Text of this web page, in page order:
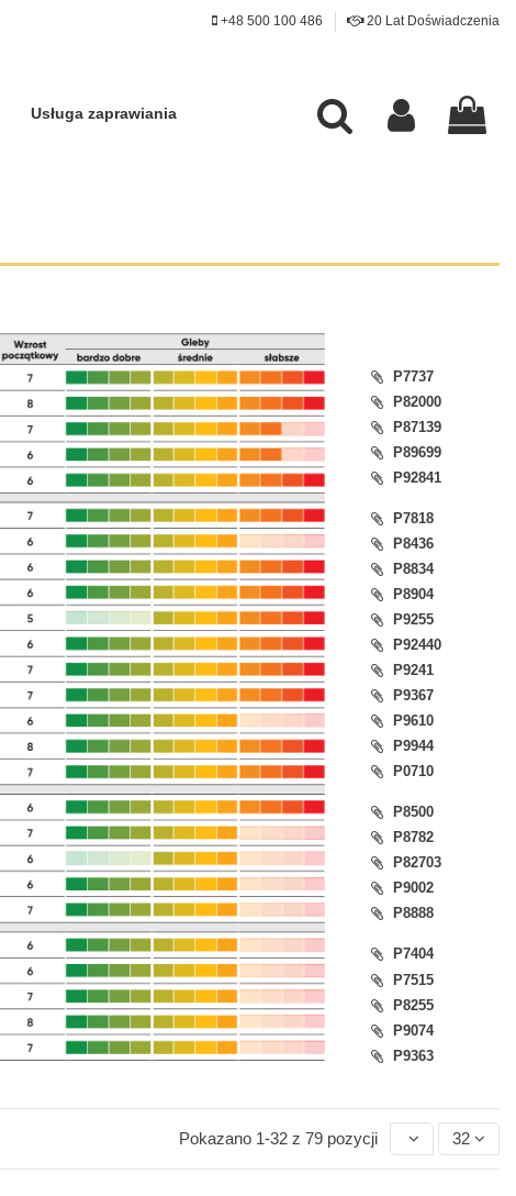
+48 500 100 486 20 Lat Doświadczenia
Usługa zaprawiania
P7737
P82000
P87139
P89699
P92841
P7818
P8436
P8834
P8904
P9255
P92440
P9241
P9367
P9610
P9944
P0710
P8500
P8782
P82703
P9002
P8888
P7404
P7515
P8255
P9074
P9363
Pokazano 1-32 z 79 pozycji 32